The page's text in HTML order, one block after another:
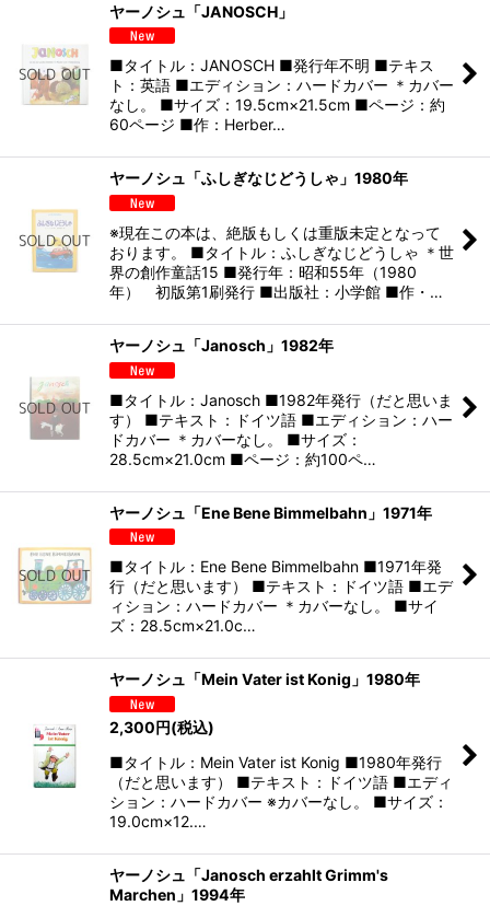
ヤーノシュ「JANOSCH」
■タイトル：JANOSCH ■発行年不明 ■テキス
ト：英語 ■エディション：ハードカバー ＊カバー
なし。 ■サイズ：19.5cm×21.5cm ■ページ：約
60ページ ■作：Herber…
ヤーノシュ「ふしぎなじどうしゃ」1980年
※現在この本は、絶版もしくは重版未定となって
おります。 ■タイトル：ふしぎなじどうしゃ ＊世
界の創作童話15 ■発行年：昭和55年（1980
年） 初版第1刷発行 ■出版社：小学館 ■作・…
ヤーノシュ「Janosch」1982年
■タイトル：Janosch ■1982年発行（だと思いま
す） ■テキスト：ドイツ語 ■エディション：ハー
ドカバー ＊カバーなし。 ■サイズ：
28.5cm×21.0cm ■ページ：約100ペ…
ヤーノシュ「Ene Bene Bimmelbahn」1971年
■タイトル：Ene Bene Bimmelbahn ■1971年発
行（だと思います） ■テキスト：ドイツ語 ■エデ
ィション：ハードカバー ＊カバーなし。 ■サイ
ズ：28.5cm×21.0c…
ヤーノシュ「Mein Vater ist Konig」1980年
2,300円(税込)
■タイトル：Mein Vater ist Konig ■1980年発行
（だと思います） ■テキスト：ドイツ語 ■エディ
ション：ハードカバー ※カバーなし。 ■サイズ：
19.0cm×12.…
ヤーノシュ「Janosch erzahlt Grimm's
Marchen」1994年